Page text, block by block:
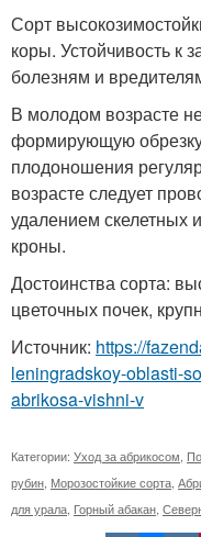
Сорт
коры. Устойчивость к
болезням и
В молодом возрасте
формирующую
плодоношения
возрасте следует
удалением скелетных
кроны.
Достоинства сорта:
цветочных почек,
Источник: https://
leningradskoy-oblasti-
abrikosa-vishni-v
Категории: Уход за абрикосом
рубин Морозостойкие сорта
для урала Горный абакан